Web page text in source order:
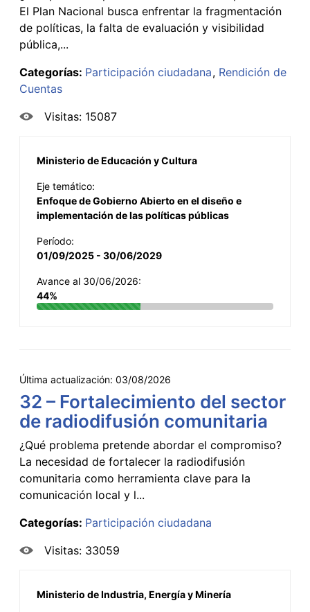
El Plan Nacional busca enfrentar la fragmentación
de políticas, la falta de evaluación y visibilidad
pública,...
Categorías: Participación ciudadana Rendición de
Cuentas
Visitas: 15087
Ministerio de Educación y Cultura
Eje temático:
Enfoque de Gobierno Abierto en el diseño e
implementación de las políticas públicas
Período:
01/09/2025 - 30/06/2029
Avance al 30/06/2026:
44%
Última actualización: 03/08/2026
32 – Fortalecimiento del sector
de radiodifusión comunitaria
¿Qué problema pretende abordar el compromiso?
La necesidad de fortalecer la radiodifusión
comunitaria como herramienta clave para la
comunicación local y l...
Categorías: Participación ciudadana
Visitas: 33059
Ministerio de Industria, Energía y Minería